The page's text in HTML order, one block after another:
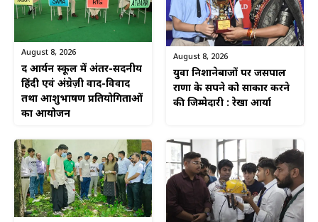
August 8, 2026
द आर्यन स्कूल में अंतर-सदनीय
हिंदी एवं अंग्रेज़ी वाद-विवाद
तथा आशुभाषण प्रतियोगिताओं
का आयोजन
August 8, 2026
युवा निशानेबाजों पर जसपाल
राणा के सपने को साकार करने
की जिम्मेदारी : रेखा आर्या